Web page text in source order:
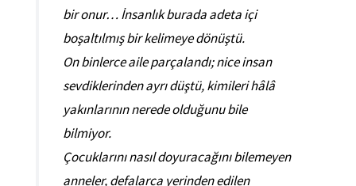
bir onur… İnsanlık burada adeta içi
boşaltılmış bir kelimeye dönüştü.
On binlerce aile parçalandı; nice insan
sevdiklerinden ayrı düştü, kimileri hâlâ
yakınlarının nerede olduğunu bile
bilmiyor.
Çocuklarını nasıl doyuracağını bilemeyen
anneler, defalarca yerinden edilen